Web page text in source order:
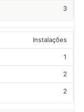
3
Instalações
1
2
2